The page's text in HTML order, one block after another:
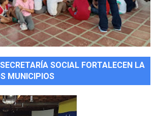
SOCIAL FORTALECEN LA
MUNICIPIOS